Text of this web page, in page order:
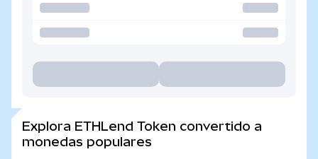
Explora ETHLend Token convertido a
monedas populares